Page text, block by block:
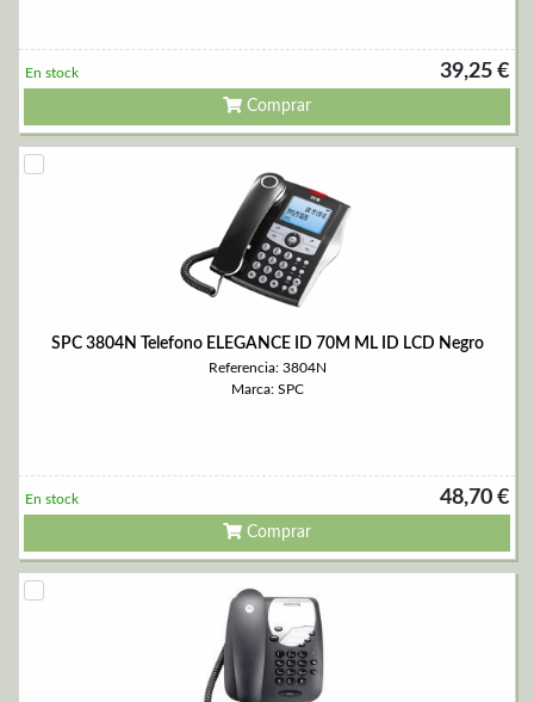
39,25 €
En stock
Comprar
SPC 3804N Telefono ELEGANCE ID 70M ML ID LCD Negro
Referencia: 3804N
Marca: SPC
48,70 €
En stock
Comprar